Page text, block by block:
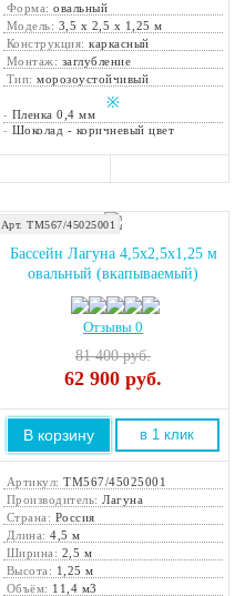
Форма:овальный
Модель: 3,5 х 2,5 х 1,25 м
Конструкция:каркасный
Монтаж: заглубление
Тип:морозоустойчивый
※
- Пленка 0,4 мм
- Шоколад - коричневый цвет
Закажите монтаж!
Арт. ТМ567/45025001
Бассейн Лагуна 4,5х2,5х1,25 м
овальный (вкапываемый)
Отзывы 0
81 400 руб.
62 900 руб.
В корзину в 1 клик
Артикул:ТМ567/45025001
Производитель:Лагуна
Страна: Россия
Длина:4,5 м
Ширина: 2,5 м
Высота: 1,25 м
Объём: 11,4 м3